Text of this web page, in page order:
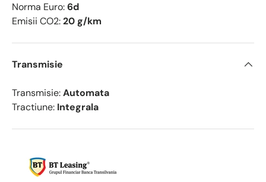
Norma Euro:6d
Emisii CO2:20 g/km
Transmisie
Transmisie:Automata
Tractiune: Integrala